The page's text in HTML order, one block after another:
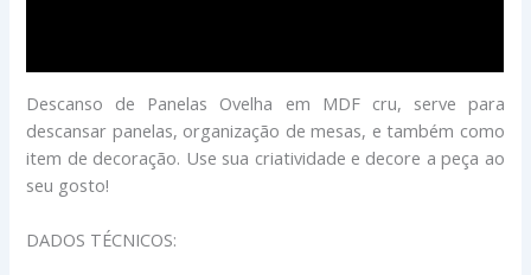
Descanso de Panelas Ovelha em MDF cru, serve para
descansar panelas, organização de mesas, e também como
item de decoração. Use sua criatividade e decore a peça ao
seu gosto!
DADOS TÉCNICOS: